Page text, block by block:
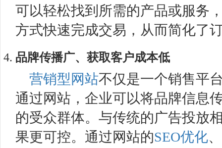
可以轻松找到所需的产品或服务
方式快速完成交易，从而简化了
品牌传播广、获取客户成本低
营销型网站不仅是一个销售平
通过网站，企业可以将品牌信息
的受众群体。与传统的广告投放
果更可控。通过网站的SEO优化